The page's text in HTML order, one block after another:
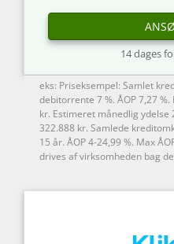
14 dages
eks: Priseksempel: Samlet
debitorrente 7 %. ÅOP 7,27
kr. Estimeret månedlig
322.888 kr. Samlede
15 år. ÅOP 4-24,99 %. Max
drives af virksomheden bag